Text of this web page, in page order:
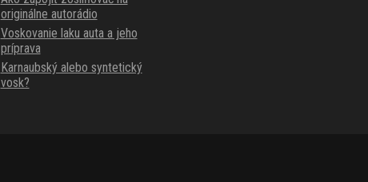
originálne autorádio
Voskovanie laku auta a jeho
príprava
Karnaubský alebo syntetický
vosk?